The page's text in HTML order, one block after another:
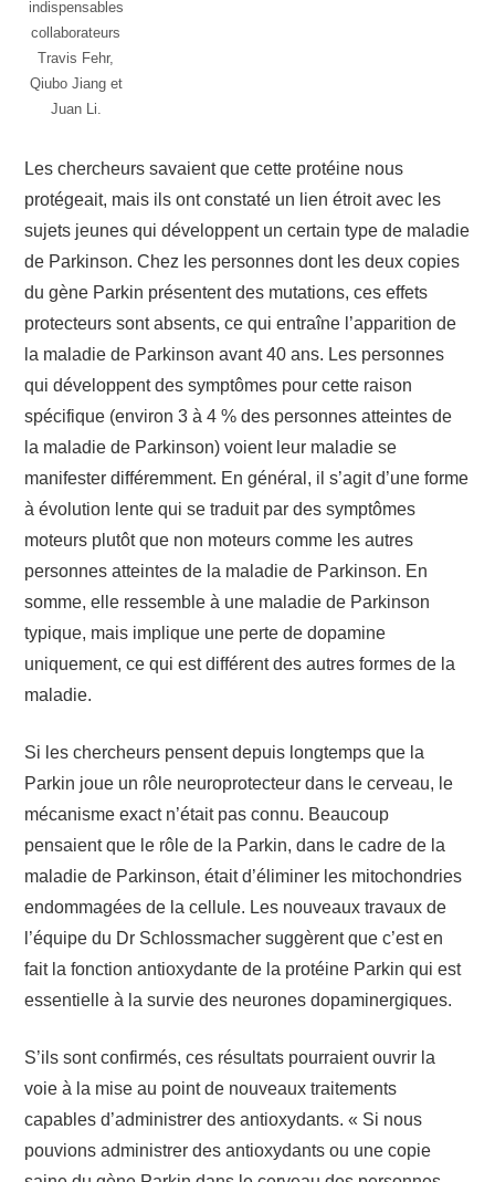
indispensables
collaborateurs
Travis Fehr,
Qiubo Jiang et
Juan Li.
Les chercheurs savaient que cette protéine nous
protégeait, mais ils ont constaté un lien étroit avec les
sujets jeunes qui développent un certain type de maladie
de Parkinson. Chez les personnes dont les deux copies
du gène Parkin présentent des mutations, ces effets
protecteurs sont absents, ce qui entraîne l’apparition de
la maladie de Parkinson avant 40 ans. Les personnes
qui développent des symptômes pour cette raison
spécifique (environ 3 à 4 % des personnes atteintes de
la maladie de Parkinson) voient leur maladie se
manifester différemment. En général, il s’agit d’une forme
à évolution lente qui se traduit par des symptômes
moteurs plutôt que non moteurs comme les autres
personnes atteintes de la maladie de Parkinson. En
somme, elle ressemble à une maladie de Parkinson
typique, mais implique une perte de dopamine
uniquement, ce qui est différent des autres formes de la
maladie.
Si les chercheurs pensent depuis longtemps que la
Parkin joue un rôle neuroprotecteur dans le cerveau, le
mécanisme exact n’était pas connu. Beaucoup
pensaient que le rôle de la Parkin, dans le cadre de la
maladie de Parkinson, était d’éliminer les mitochondries
endommagées de la cellule. Les nouveaux travaux de
l’équipe du Dr Schlossmacher suggèrent que c’est en
fait la fonction antioxydante de la protéine Parkin qui est
essentielle à la survie des neurones dopaminergiques.
S’ils sont confirmés, ces résultats pourraient ouvrir la
voie à la mise au point de nouveaux traitements
capables d’administrer des antioxydants. « Si nous
pouvions administrer des antioxydants ou une copie